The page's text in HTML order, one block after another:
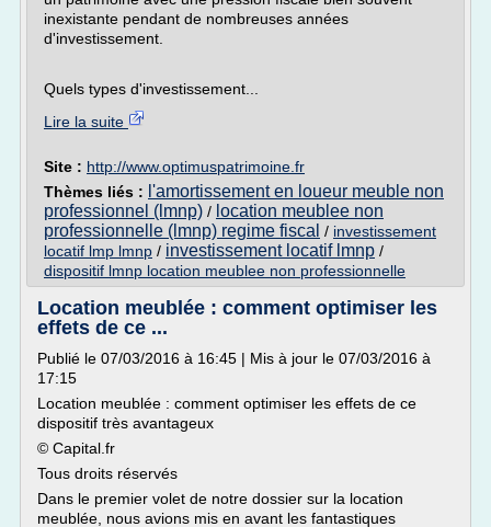
inexistante pendant de nombreuses années
d'investissement.
Quels types d'investissement...
Lire la suite
Site : http://www.optimuspatrimoine.fr
Thèmes liés : l'amortissement en loueur meuble non
professionnel (lmnp) / location meublee non
professionnelle (lmnp) regime fiscal / investissement
locatif lmp lmnp / investissement locatif lmnp /
dispositif lmnp location meublee non professionnelle
Location meublée : comment optimiser les
effets de ce ...
Publié le 07/03/2016 à 16:45 | Mis à jour le 07/03/2016 à
17:15
Location meublée : comment optimiser les effets de ce
dispositif très avantageux
© Capital.fr
Tous droits réservés
Dans le premier volet de notre dossier sur la location
meublée, nous avions mis en avant les fantastiques